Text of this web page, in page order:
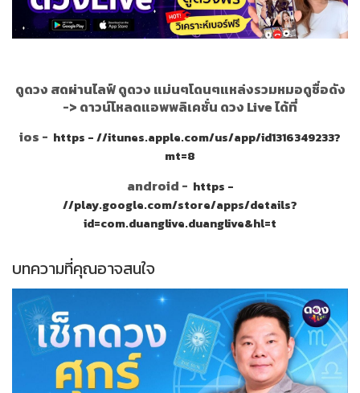
ดูดวง สดผ่านไลฟ์ ดูดวง แม่นๆโดนๆแหล่งรวมหมอดูชื่อดัง
-> ดาวน์โหลดแอพพลิเคชั่น ดวง Live ได้ที่
ios - https - //itunes.apple.com/us/app/id1316349233?
mt=8
android - https -
//play.google.com/store/apps/details?
id=com.duanglive.duanglive&hl=t
บทความที่คุณอาจสนใจ